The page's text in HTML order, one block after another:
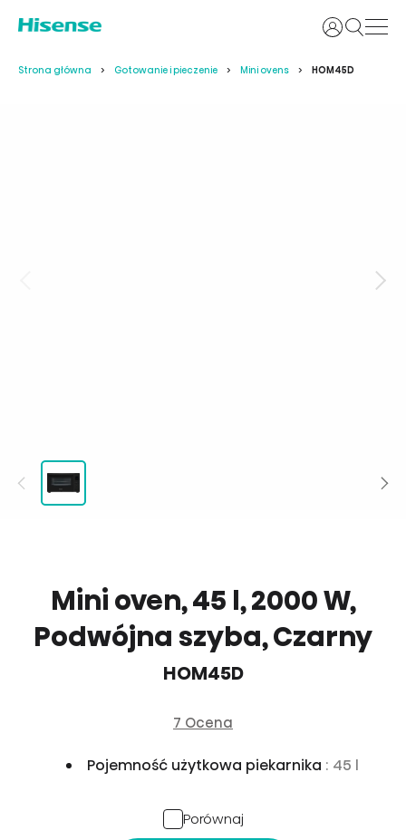
Login
Strona główna Gotowanie i pieczenie Mini ovens HOM45D
Mini oven, 45 l, 2000 W,
Podwójna szyba, Czarny
HOM45D
7 Ocena
Pojemność użytkowa piekarnika : 45 l
Porównaj